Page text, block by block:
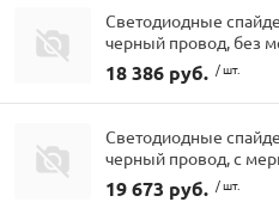
Светодиодные
черный провод, без
18 386 руб. / шт.
Светодиодные
черный провод, с
19 673 руб. / шт.